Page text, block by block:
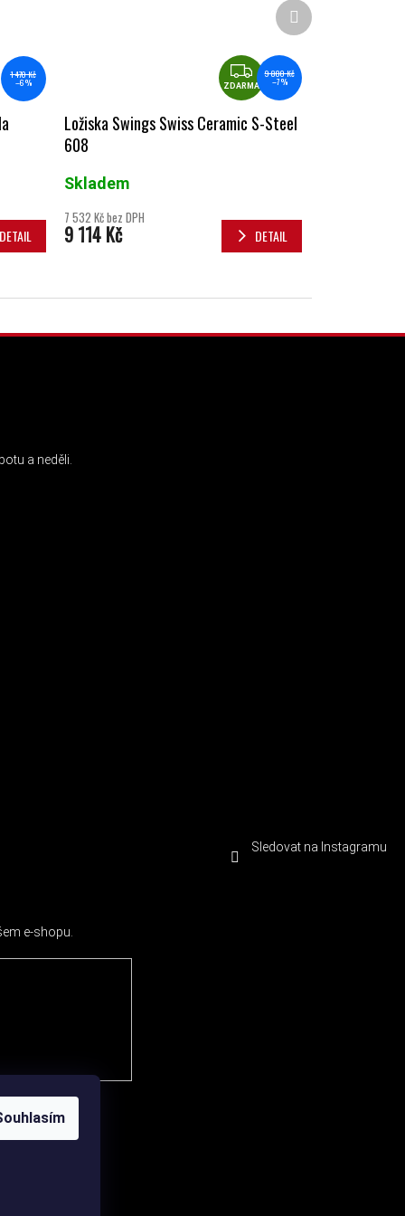
1 470 Kč
–6 %
ZDARMA
ZDARMA
9 800 Kč
–7 %
Ložiska Swings Swiss Ceramic S-Steel
608
Skladem
7 532 Kč bez DPH
9 114 Kč DETAIL
Další produkt
a neděli.
Sledovat na Instagramu
e-shopu.